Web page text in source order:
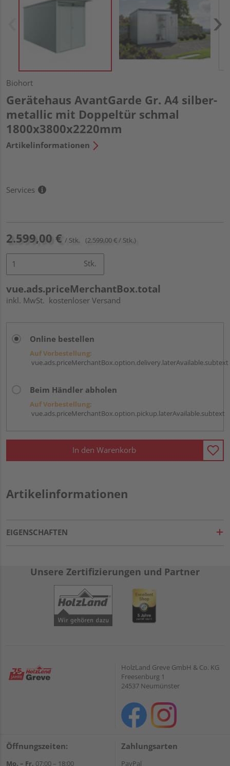
Biohort
Gerätehaus AvantGarde Gr. A4 silber-
metallic mit Doppeltür schmal
1800x3800x2220mm
Artikelinformationen
Services
2.599,00 € / Stk. (2.599,00 € / Stk.)
Stk.
vue.ads.priceMerchantBox.total
inkl. MwSt. kostenloser Versand
Online bestellen
Auf Vorbestellung:
vue.ads.priceMerchantBox.option.delivery.laterAvailable.subtext
Beim Händler abholen
Auf Vorbestellung:
vue.ads.priceMerchantBox.option.pickup.laterAvailable.subtext
In den Warenkorb
Artikelinformationen
EIGENSCHAFTEN
Unsere Zertifizierungen und Partner
HolzLand Greve GmbH & Co. KG
Freesenburg 1
24537 Neumünster
Öffnungszeiten:
Mo. – Fr. 07:00 – 18:00
Zahlungsarten
PayPal